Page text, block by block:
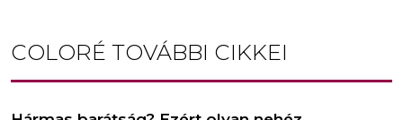
COLORÉ TOVÁBBI CIKKEI